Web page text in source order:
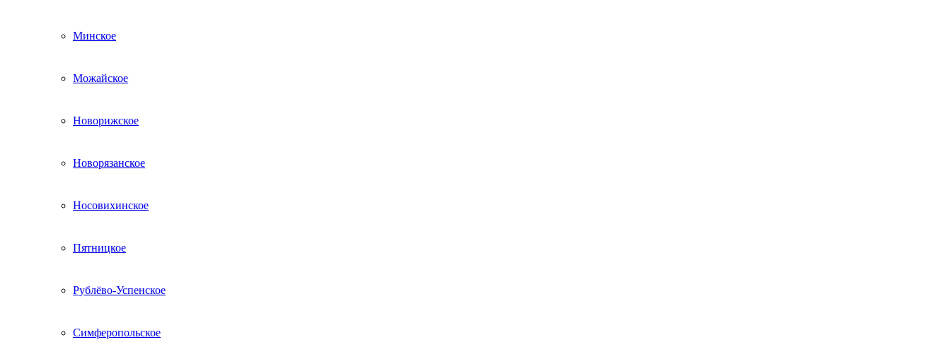
Минское
Можайское
Новорижское
Новорязанское
Носовихинское
Пятницкое
Рублёво-Успенское
Симферопольское